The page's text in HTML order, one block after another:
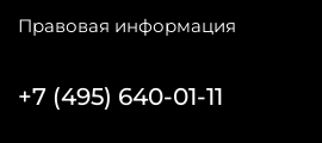
Правовая информация
+7 (495) 640-01-11